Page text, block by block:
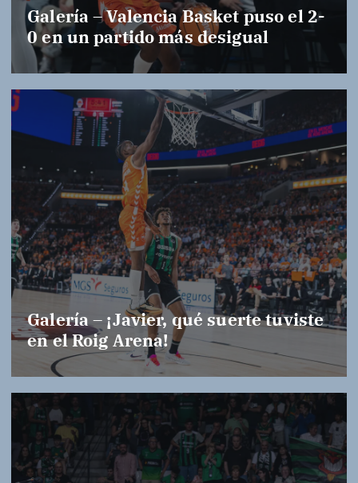
Galería – Valencia Basket puso el 2-
0 en un partido más desigual
Galería – ¡Javier, qué suerte tuviste
en el Roig Arena!